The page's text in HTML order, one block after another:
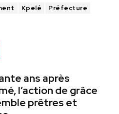
Kpelé Préfecture
ans après
l’action de grâce
prêtres et